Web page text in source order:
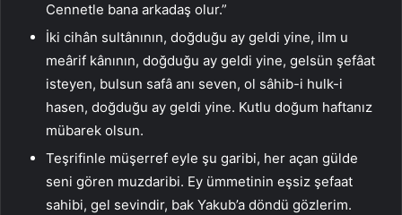
Cennetle bana arkadaş olur.”
İki cihân sultânının, doğduğu ay geldi yine, ilm u
meârif kânının, doğduğu ay geldi yine, gelsün şefâat
isteyen, bulsun safâ anı seven, ol sâhib-i hulk-i
hasen, doğduğu ay geldi yine. Kutlu doğum haftanız
mübarek olsun.
Teşrifinle müşerref eyle şu garibi, her açan gülde
seni gören muzdaribi. Ey ümmetinin eşsiz şefaat
sahibi, gel sevindir, bak Yakub’a döndü gözlerim.